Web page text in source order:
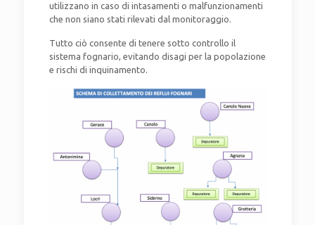
utilizzano in caso di intasamenti o malfunzionamenti
che non siano stati rilevati dal monitoraggio.
Tutto ciò consente di tenere sotto controllo il
sistema fognario, evitando disagi per la popolazione
e rischi di inquinamento.